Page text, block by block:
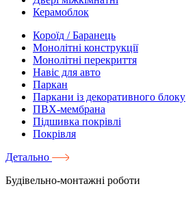
Керамоблок
Короїд / Баранець
Монолітні конструкції
Монолітні перекриття
Навіс для авто
Паркан
Паркани із декоративного блоку
ПВХ-мембрана
Підшивка покрівлі
Покрівля
Детально
Будівельно-монтажні роботи